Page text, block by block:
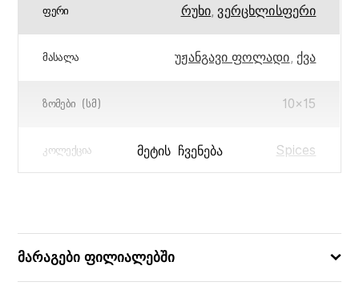
ᲤᲔᲠᲘ რუხი,ვერცხლისფერი
ᲛᲐᲡᲐᲚᲐ უჟანგავი ფოლადი, ქვა
ᲖᲝᲛᲔᲑᲘ (ᲡᲛ) 10×15
ᲙᲝᲚᲔᲥᲪᲘᲐ Spices
ᲛᲔᲢᲘᲡ ᲩᲕᲔᲜᲔᲑᲐ
მარაგები ფილიალებში